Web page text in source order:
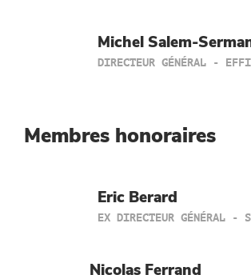
Michel Salem-
DIRECTEUR GÉNÉRAL -
Membres honoraires
Eric Berard
EX DIRECTEUR GÉNÉRAL -
Nicolas Ferrand